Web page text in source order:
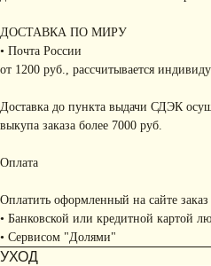
ДОСТАВКА ПО МИРУ
• Почта России
от 1200 руб., рассчитывается
Доставка до пункта выдачи СДЭК
выкупа заказа более 7000 руб.
Оплата
Оплатить оформленный на сайте
• Банковской или кредитной картой
• Сервисом "Долями"
УХОД